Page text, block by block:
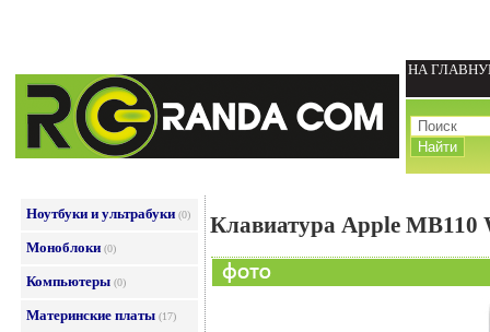
НА
Ноутбуки и ультрабуки (0)
Моноблоки (0)
Компьютеры (0)
Материнские платы (17)
Клавиатура Apple